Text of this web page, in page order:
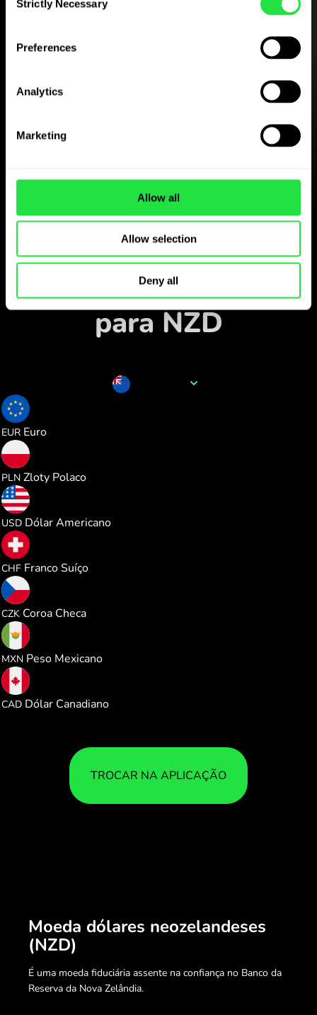
Selection
Strictly Necessary
Preferences
Analytics
Marketing
Allow all
Allow selection
Deny all
e registe-se em poucos
Trocar na aplicação
Acompanhe os pares
de moedas populares
para NZD
EUR Euro
PLN Zloty Polaco
USD Dólar Americano
CHF Franco Suíço
CZK Coroa Checa
MXN Peso Mexicano
CAD Dólar Canadiano
TROCAR NA APLICAÇÃO
Moeda dólares neozelandeses
(NZD)
É uma moeda fiduciária assente na confiança no Banco da
Reserva da Nova Zelândia.